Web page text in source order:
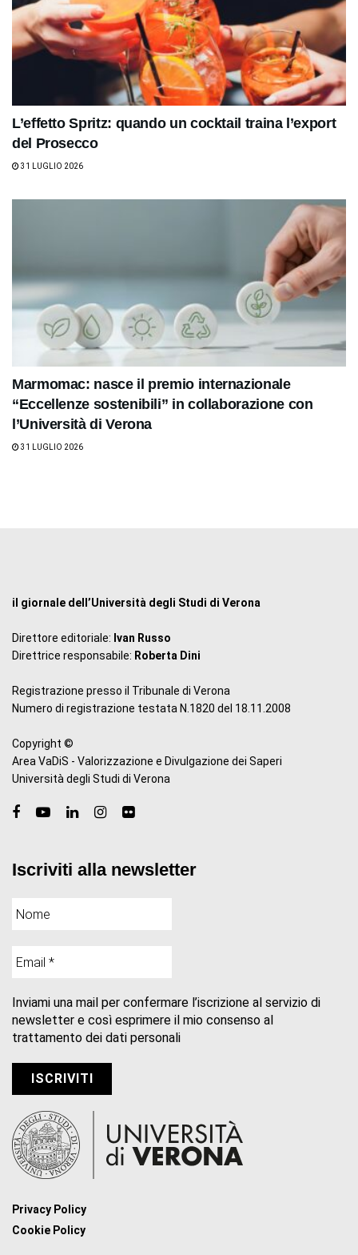
L’effetto Spritz: quando un cocktail traina l’export
del Prosecco
31 LUGLIO 2026
Marmomac: nasce il premio internazionale
“Eccellenze sostenibili” in collaborazione con
l’Università di Verona
31 LUGLIO 2026
il giornale dell’Università degli Studi di Verona
Direttore editoriale: Ivan Russo
Direttrice responsabile: Roberta Dini
Registrazione presso il Tribunale di Verona
Numero di registrazione testata N.1820 del 18.11.2008
Copyright ©
Area VaDiS - Valorizzazione e Divulgazione dei Saperi
Università degli Studi di Verona
Iscriviti alla newsletter
Inviami una mail per confermare l’iscrizione al servizio di
newsletter e così esprimere il mio consenso al
trattamento dei dati personali
Privacy Policy
Cookie Policy